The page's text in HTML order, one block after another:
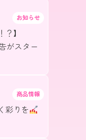
お知らせ
】
がスター
商品情報
彩りを